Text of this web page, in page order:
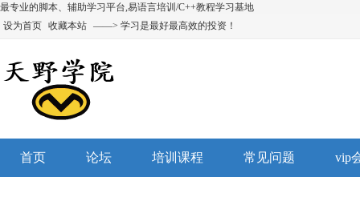
最专业的脚本、辅助学习平台,易语言培训/C++教程学习基地
设为首页 收藏本站 ——> 学习是最好最高效的投资！
首页 论坛 培训课程 常见问题 vip